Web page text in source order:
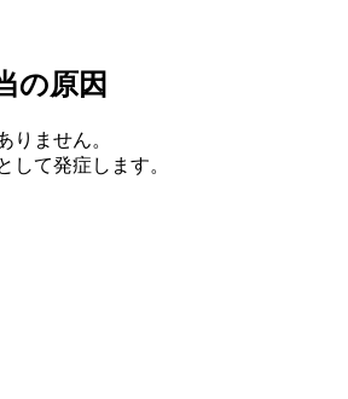
の原因
りません。
して発症します。